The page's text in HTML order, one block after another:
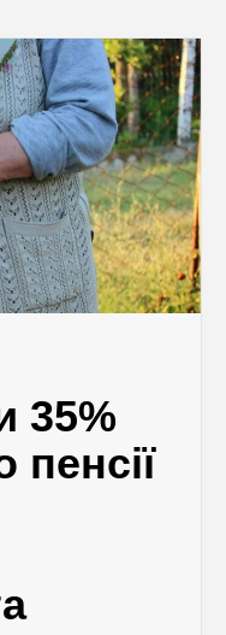
35%
пенсії